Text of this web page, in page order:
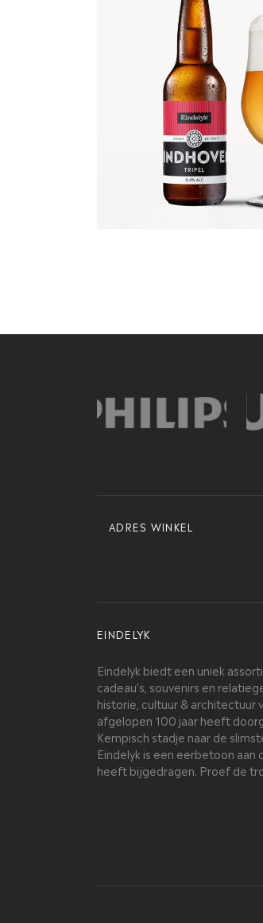
EINDHOVEN
€3,95 €9
ADRES WINKEL
EINDELYK
Eindelyk biedt een uniek
cadeau’s, souvenirs en
historie, cultuur & architectuur
afgelopen 100 jaar heeft
Kempisch stadje naar de
Eindelyk is een eerbetoon
heeft bijgedragen. Proef de